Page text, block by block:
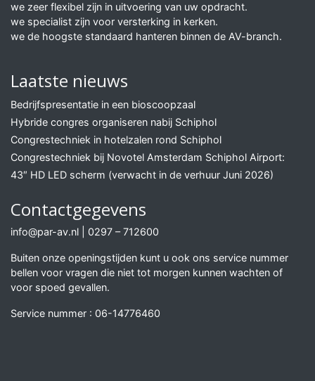
we zeer flexibel zijn in uitvoering van uw opdracht.
we specialist zijn voor versterking in kerken.
we de hoogste standaard hanteren binnen de AV-branch.
Laatste nieuws
Bedrijfspresentatie in een bioscoopzaal
Hybride congres organiseren nabij Schiphol
Congrestechniek in hotelzalen rond Schiphol
Congrestechniek bij Novotel Amsterdam Schiphol Airport:
43″ HD LED scherm (verwacht in de verhuur Juni 2026)
Contactgegevens
info@par-av.nl 0297 – 712600
Buiten onze openingstijden kunt u ook ons service nummer
bellen voor vragen die niet tot morgen kunnen wachten of
voor spoed gevallen.
Service nummer : 06-14776460